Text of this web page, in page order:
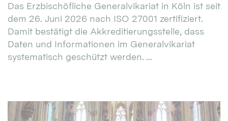
Das Erzbischöfliche Generalvikariat in Köln ist seit
dem 26. Juni 2026 nach ISO 27001 zertifiziert.
Damit bestätigt die Akkreditierungsstelle, dass
Daten und Informationen im Generalvikariat
systematisch geschützt werden. ...